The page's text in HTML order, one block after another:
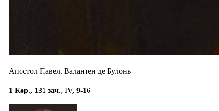
Апостол Павел. Валантен де Булонь
1 Кор., 131 зач., IV, 9-16